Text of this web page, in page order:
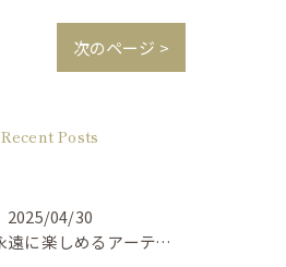
次のページ >
Recent Posts
2025/04/30
永遠に楽しめるアーティフィシャルフラワーの使い方